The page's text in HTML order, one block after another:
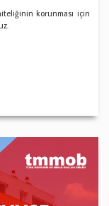
korunması için